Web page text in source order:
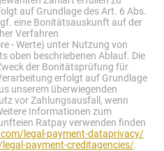
auf Grundlage des Art. 6 Abs.
eine Bonitätsauskunft auf der
Verfahren
- Werte) unter Nutzung von
oben beschriebenen Ablauf. Die
der Bonitätsprüfung für
erfolgt auf Grundlage
unserem überwiegenden
vor Zahlungsausfall, wenn
Informationen zum
Ratpay verwenden finden
legal-payment-dataprivacy/
payment-creditagencies/.